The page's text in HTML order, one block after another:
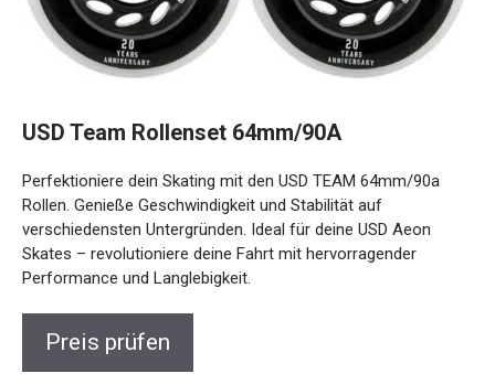
USD Team Rollenset 64mm/90A
Perfektioniere dein Skating mit den USD TEAM 64mm/90a
Rollen. Genieße Geschwindigkeit und Stabilität auf
verschiedensten Untergründen. Ideal für deine USD Aeon
Skates – revolutioniere deine Fahrt mit hervorragender
Performance und Langlebigkeit.
Preis prüfen